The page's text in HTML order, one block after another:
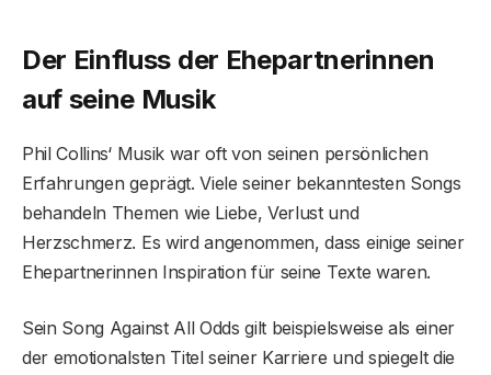
Der Einfluss der Ehepartnerinnen
auf seine Musik
Phil Collins‘ Musik war oft von seinen persönlichen
Erfahrungen geprägt. Viele seiner bekanntesten Songs
behandeln Themen wie Liebe, Verlust und
Herzschmerz. Es wird angenommen, dass einige seiner
Ehepartnerinnen Inspiration für seine Texte waren.
Sein Song Against All Odds gilt beispielsweise als einer
der emotionalsten Titel seiner Karriere und spiegelt die